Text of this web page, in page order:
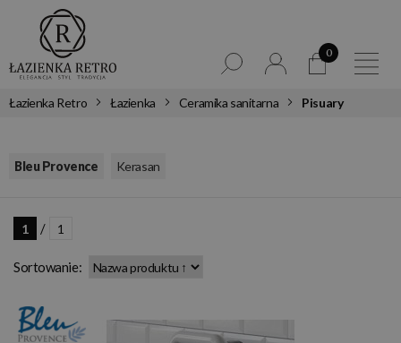
0
Łazienka Retro Łazienka Ceramika sanitarna Pisuary
Bleu Provence Kerasan
1 / 1
Sortowanie: